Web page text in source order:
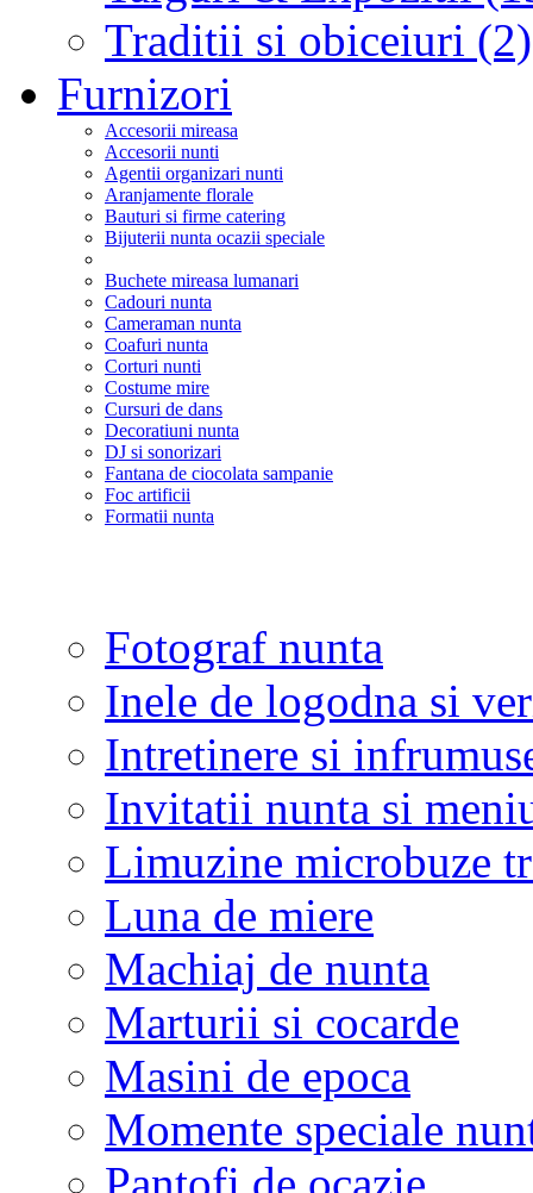
Traditii si obiceiuri (2)
Furnizori
Accesorii mireasa
Accesorii nunti
Agentii organizari nunti
Aranjamente florale
Bauturi si firme catering
Bijuterii nunta ocazii speciale
Buchete mireasa lumanari
Cadouri nunta
Cameraman nunta
Coafuri nunta
Corturi nunti
Costume mire
Cursuri de dans
Decoratiuni nunta
DJ si sonorizari
Fantana de ciocolata sampanie
Foc artificii
Formatii nunta
Fotograf nunta
Inele de logodna si
Intretinere si
Invitatii nunta si
Limuzine microbuze
Luna de miere
Machiaj de nunta
Marturii si cocarde
Masini de epoca
Momente speciale
Pantofi de ocazie